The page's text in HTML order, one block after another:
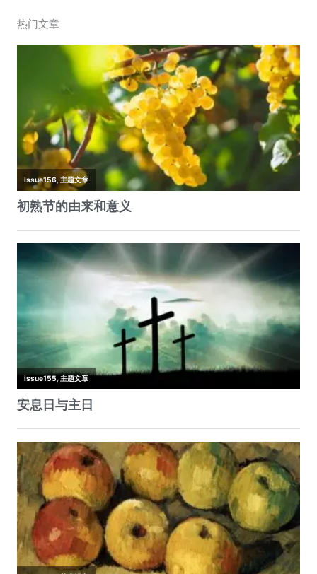
c
e
o
k
er s
A
p
p
h
at
W
ei
b
o
l
y
Li
n
k
热门文章